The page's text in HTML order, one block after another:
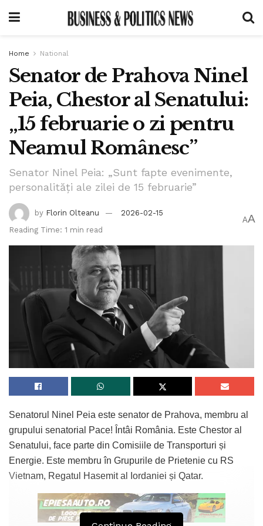
Home National
Senator de Prahova Ninel
Peia, Chestor al Senatului:
„15 februarie o zi pentru
Neamul Românesc”
Senator Ninel Peia: „Sunt fapte evenimente,
personalități ale zilei de 15 februarie”
by Florin Olteanu
2026-02-15
Reading Time: 1 min read
AA
Senatorul Ninel Peia este senator de Prahova, membru al
grupului senatorial Pace! Întâi România. Este Chestor al
Senatului, face parte din Comisiile de Transporturi și
Energie. Este membru în Grupurile de Prietenie cu RS
Vietnam, Regatul Hasemit al Iordaniei și Qatar.